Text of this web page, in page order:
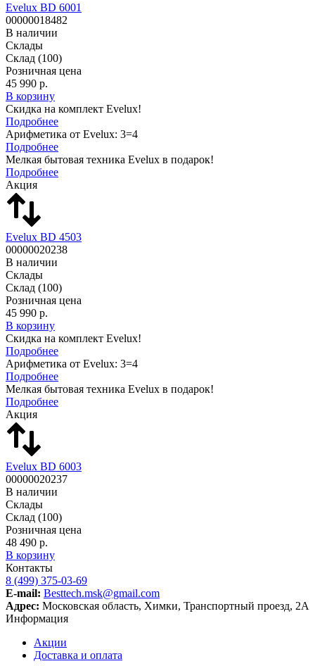
Evelux BD 6001
00000018482
В наличии
Склады
Склад (100)
Розничная цена
45 990 р.
В корзину
Скидка на комплект Evelux!
Подробнее
Арифметика от Evelux: 3=4
Подробнее
Мелкая бытовая техника Evelux в подарок!
Подробнее
Акция
Evelux BD 4503
00000020238
В наличии
Склады
Склад (100)
Розничная цена
45 990 р.
В корзину
Скидка на комплект Evelux!
Подробнее
Арифметика от Evelux: 3=4
Подробнее
Мелкая бытовая техника Evelux в подарок!
Подробнее
Акция
Evelux BD 6003
00000020237
В наличии
Склады
Склад (100)
Розничная цена
48 490 р.
В корзину
Контакты
8 (499) 375-03-69
E-mail: Besttech.msk@gmail.com
Адрес: Московская область, Химки, Транспортный проезд, 2А
Информация
Акции
Доставка и оплата